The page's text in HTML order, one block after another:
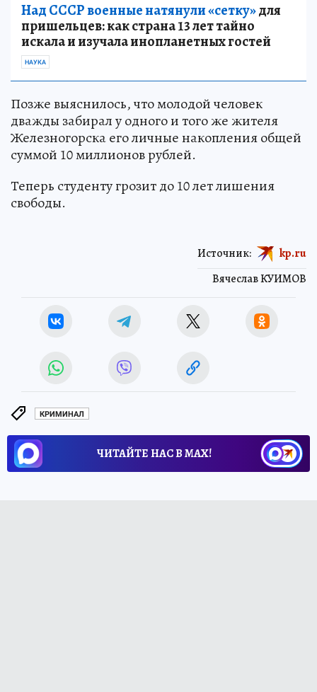
Над СССР военные натянули «сетку»для
пришельцев: как страна 13 лет тайно
искала и изучала инопланетных гостей
НАУКА
Позже выяснилось, что молодой человек
дважды забирал у одного и того же жителя
Железногорска его личные накопления общей
суммой 10 миллионов рублей.
Теперь студенту грозит до 10 лет лишения
свободы.
Вячеслав КУИМОВ
Источник: kp.ru
КРИМИНАЛ
ЧИТАЙТЕ НАС В МАХ!